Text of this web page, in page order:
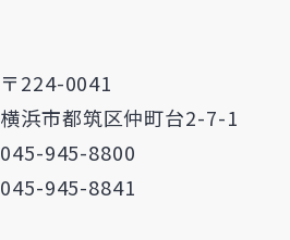
〒224-0041
横浜市都筑区仲町台2-7-1
045-945-8800
045-945-8841